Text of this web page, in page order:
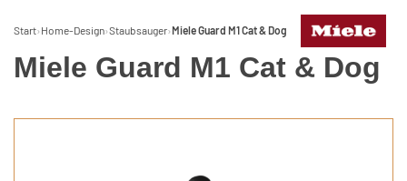
Start› Home-Design›Staubsauger›Miele Guard M1 Cat & Dog
Miele Guard M1 Cat & Dog